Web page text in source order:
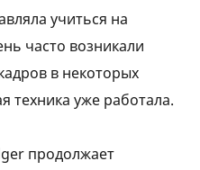
учиться на
часто возникали
в некоторых
техника уже работала.
продолжает